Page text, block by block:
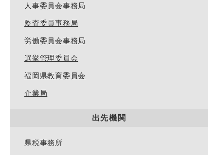
人事委員会事務局
監査委員事務局
労働委員会事務局
選挙管理委員会
福岡県教育委員会
企業局
出先機関
県税事務所